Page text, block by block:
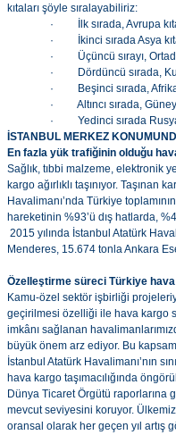
kıtaları şöyle sıralayabiliriz:
· İlk sırada, Avrupa
· İkinci sırada Asya
· Üçüncü sırayı,
· Dördüncü sırada,
· Beşinci sırada, Afrika
· Altıncı sırada, Güney
· Yedinci sırada
İSTANBUL MERKEZ
En fazla yük trafiğinin olduğu
Sağlık, tıbbi malzeme, elektronik
kargo ağırlıklı taşınıyor. Taşınan
Havalimanı’nda Türkiye
hareketinin %93’ü dış hatlarda,
2015 yılında İstanbul Atatürk
Menderes, 15.674 tonla Ankara
Özelleştirme süreci Türkiye
Kamu-özel sektör işbirliği
geçirilmesi özelliği ile hava kargo
imkânı sağlanan
büyük önem arz ediyor. Bu
İstanbul Atatürk Havalimanı’nın
hava kargo taşımacılığında
Dünya Ticaret Örgütü raporlarına
mevcut seviyesini koruyor.
oransal olarak her geçen yıl artış